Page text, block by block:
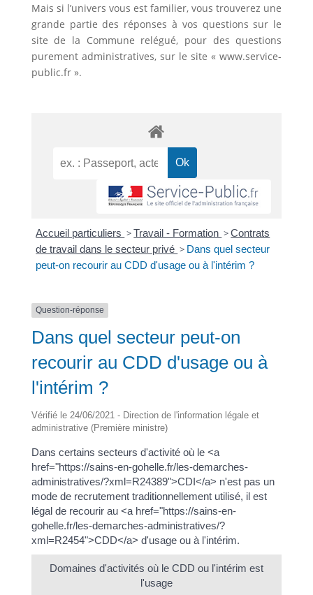
Mais si l’univers vous est familier, vous trouverez une
grande partie des réponses à vos questions sur le
site de la Commune relégué, pour des questions
purement administratives, sur le site « www.service-
public.fr ».
Accueil particuliers >Travail - Formation >Contrats
de travail dans le secteur privé > Dans quel secteur
peut-on recourir au CDD d'usage ou à l'intérim ?
Question-réponse
Dans quel secteur peut-on
recourir au CDD d'usage ou à
l'intérim ?
Vérifié le 24/06/2021 - Direction de l'information légale et
administrative (Première ministre)
Dans certains secteurs d'activité où le <a
href="https://sains-en-gohelle.fr/les-demarches-
administratives/?xml=R24389">CDI</a> n'est pas un
mode de recrutement traditionnellement utilisé, il est
légal de recourir au <a href="https://sains-en-
gohelle.fr/les-demarches-administratives/?
xml=R2454">CDD</a> d'usage ou à l'intérim.
Domaines d'activités où le CDD ou l'intérim est
l'usage